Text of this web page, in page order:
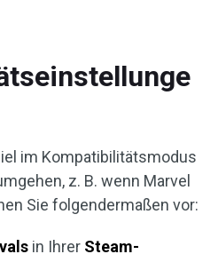
im Kompatibilitätsmodus
z. B. wenn Marvel
Sie folgendermaßen vor:
in Ihrer Steam-